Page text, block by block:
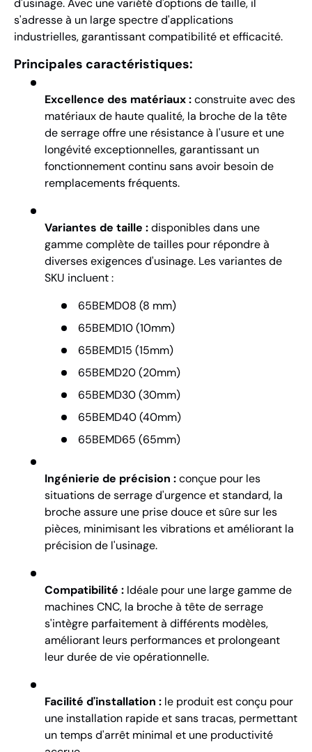
d'usinage. Avec une variété d'options de taille, il
s'adresse à un large spectre d'applications
industrielles, garantissant compatibilité et efficacité.
Principales caractéristiques:
Excellence des matériaux :construite avec des
matériaux de haute qualité, la broche de la tête
de serrage offre une résistance à l'usure et une
longévité exceptionnelles, garantissant un
fonctionnement continu sans avoir besoin de
remplacements fréquents.
Variantes de taille :disponibles dans une
gamme complète de tailles pour répondre à
diverses exigences d'usinage. Les variantes de
SKU incluent :
65BEMD08 (8 mm)
65BEMD10 (10mm)
65BEMD15 (15mm)
65BEMD20 (20mm)
65BEMD30 (30mm)
65BEMD40 (40mm)
65BEMD65 (65mm)
Ingénierie de précision :conçue pour les
situations de serrage d'urgence et standard, la
broche assure une prise douce et sûre sur les
pièces, minimisant les vibrations et améliorant la
précision de l'usinage.
Compatibilité : Idéale pour une large gamme de
machines CNC, la broche à tête de serrage
s'intègre parfaitement à différents modèles,
améliorant leurs performances et prolongeant
leur durée de vie opérationnelle.
Facilité d'installation : le produit est conçu pour
une installation rapide et sans tracas, permettant
un temps d'arrêt minimal et une productivité